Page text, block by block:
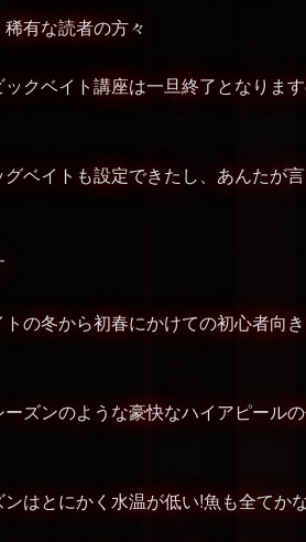
有な読者の方々
クベイト講座は一旦終了となりま
ベイトも設定できたし、あんたが
の冬から初春にかけての初心者向
ズンのような豪快なハイアピール
はとにかく水温が低い!魚も全てか